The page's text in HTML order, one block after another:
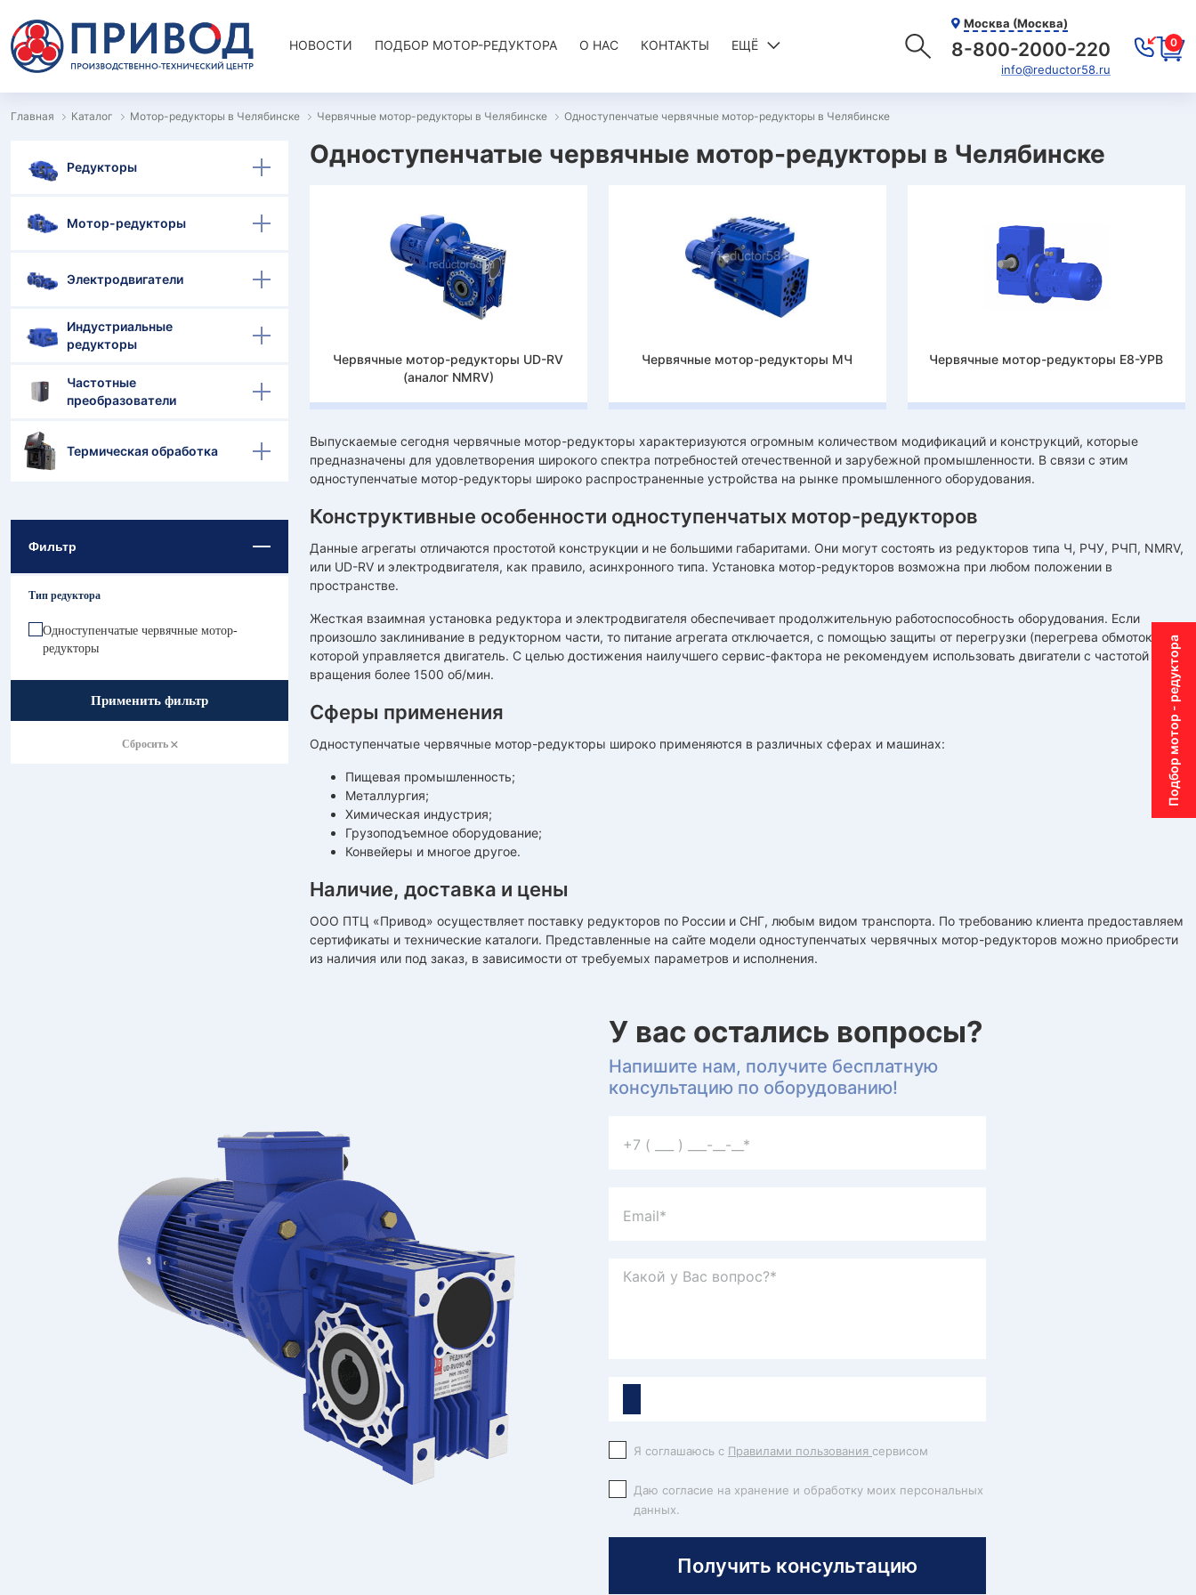
НОВОСТИ ПОДБОР МОТОР-РЕДУКТОРА О НАС КОНТАКТЫ ЕЩЁ
Москва (Москва)
8-800-2000-220
info@reductor58.ru
0
Подбор мотор - редуктора
Главная Каталог Мотор-редукторы в Челябинске Червячные мотор-редукторы в Челябинске Одноступенчатые червячные мотор-редукторы в Челябинске
Редукторы
Мотор-редукторы
Электродвигатели
Индустриальные
редукторы
Частотные
преобразователи
Термическая обработка
Фильтр
Тип редуктора
Одноступенчатые червячные мотор-
редукторы
Применить фильтр
Сбросить
Одноступенчатые червячные мотор-редукторы в Челябинске
Червячные мотор-редукторы UD-RV
(аналог NMRV)
Червячные мотор-редукторы МЧ Червячные мотор-редукторы Е8-УРВ
Выпускаемые сегодня червячные мотор-редукторы характеризуются огромным количеством модификаций и конструкций, которые
предназначены для удовлетворения широкого спектра потребностей отечественной и зарубежной промышленности. В связи с этим
одноступенчатые мотор-редукторы широко распространенные устройства на рынке промышленного оборудования.
Конструктивные особенности одноступенчатых мотор-редукторов
Данные агрегаты отличаются простотой конструкции и не большими габаритами. Они могут состоять из редукторов типа Ч, РЧУ, РЧП, NMRV,
или UD-RV и электродвигателя, как правило, асинхронного типа. Установка мотор-редукторов возможна при любом положении в
пространстве.
Жесткая взаимная установка редуктора и электродвигателя обеспечивает продолжительную работоспособность оборудования. Если
произошло заклинивание в редукторном части, то питание агрегата отключается, с помощью защиты от перегрузки (перегрева обмоток),
которой управляется двигатель. С целью достижения наилучшего сервис-фактора не рекомендуем использовать двигатели с частотой
вращения более 1500 об/мин.
Сферы применения
Одноступенчатые червячные мотор-редукторы широко применяются в различных сферах и машинах:
Пищевая промышленность;
Металлургия;
Химическая индустрия;
Грузоподъемное оборудование;
Конвейеры и многое другое.
Наличие, доставка и цены
ООО ПТЦ «Привод» осуществляет поставку редукторов по России и СНГ, любым видом транспорта. По требованию клиента предоставляем
сертификаты и технические каталоги. Представленные на сайте модели одноступенчатых червячных мотор-редукторов можно приобрести
из наличия или под заказ, в зависимости от требуемых параметров и исполнения.
У вас остались вопросы?
Напишите нам, получите бесплатную
консультацию по оборудованию!
Я соглашаюсь с Правилами пользования сервисом
Даю согласие на хранение и обработку моих персональных
данных.
Получить консультацию